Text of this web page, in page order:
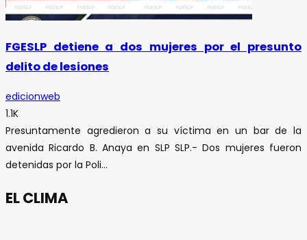
FGESLP detiene a dos mujeres por el presunto
delito de lesiones
edicionweb
1.1K
Presuntamente agredieron a su víctima en un bar de la
avenida Ricardo B. Anaya en SLP SLP.- Dos mujeres fueron
detenidas por la Poli...
EL CLIMA